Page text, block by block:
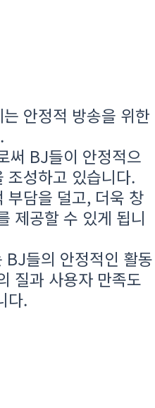
안정적 방송을 위한
써 BJ들이 안정적으
조성하고 있습니다.
부담을 덜고, 더욱 창
제공할 수 있게 됩니
BJ들의 안정적인 활동
질과 사용자 만족도
표 입니다.